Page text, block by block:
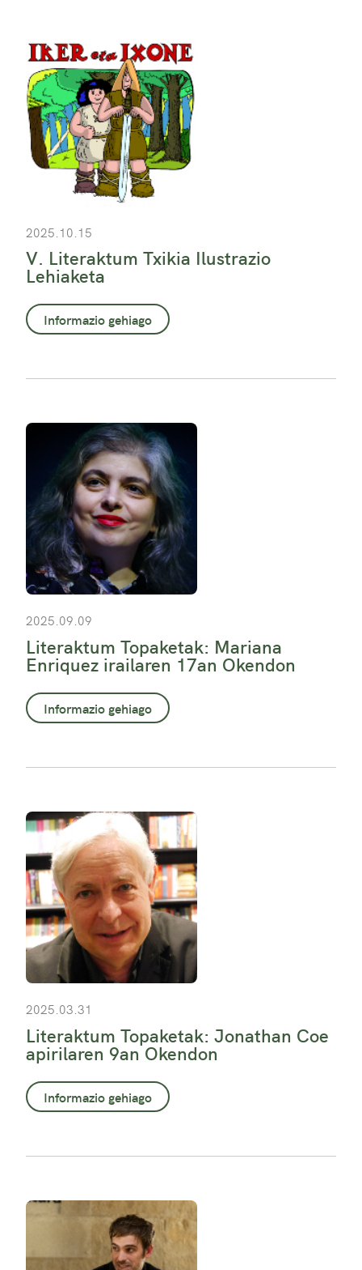
2025.10.15
V. Literaktum Txikia Ilustrazio
Lehiaketa
Informazio gehiago
2025.09.09
Literaktum Topaketak: Mariana
Enriquez irailaren 17an Okendon
Informazio gehiago
2025.03.31
Literaktum Topaketak: Jonathan Coe
apirilaren 9an Okendon
Informazio gehiago